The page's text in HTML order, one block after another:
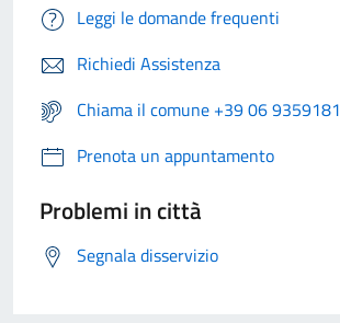
Leggi le domande frequenti
Richiedi Assistenza
Chiama il comune +39 06 9359181
Prenota un appuntamento
Problemi in città
Segnala disservizio